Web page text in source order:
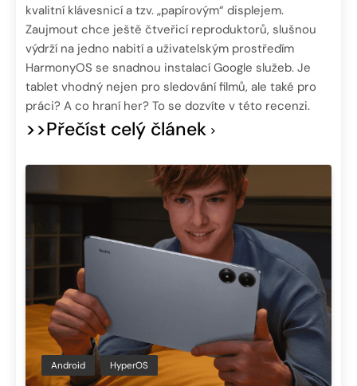
kvalitní klávesnicí a tzv. „papírovým“ displejem.
Zaujmout chce ještě čtveřicí reproduktorů, slušnou
výdrží na jedno nabití a uživatelským prostředím
HarmonyOS se snadnou instalací Google služeb. Je
tablet vhodný nejen pro sledování filmů, ale také pro
práci? A co hraní her? To se dozvíte v této recenzi.
>>Přečíst celý článek
Android HyperOS